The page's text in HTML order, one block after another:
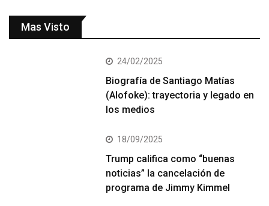
Mas Visto
24/02/2025
Biografía de Santiago Matías
(Alofoke): trayectoria y legado en
los medios
18/09/2025
Trump califica como “buenas
noticias” la cancelación de
programa de Jimmy Kimmel